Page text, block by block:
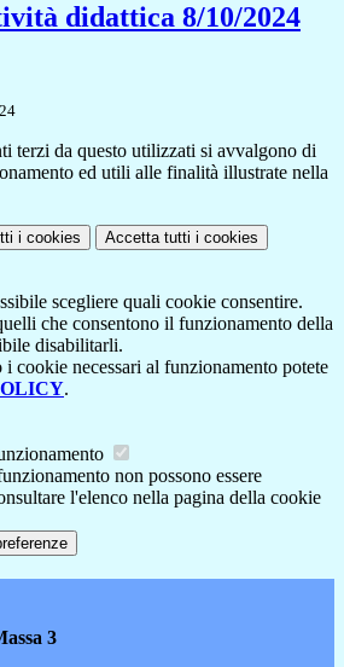
didattica 8/10/2024
terzi da questo utilizzati si avvalgono di
ed utili alle finalità illustrate nella
i cookies Accetta tutti i cookies
scegliere quali cookie consentire.
che consentono il funzionamento della
disabilitarli.
i cookie necessari al funzionamento potete
.
non possono essere
l'elenco nella pagina della cookie
3